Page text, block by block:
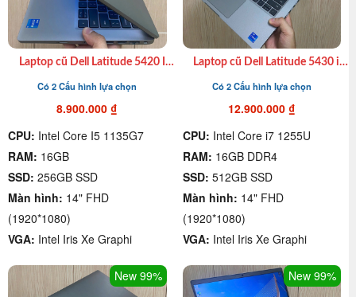
Laptop cũ Dell Latitude 5420 I7
FHD giá rẻ chất lượng quận 4
Có 2 Cấu hình lựa chọn
8.900.000₫
CPU: Intel Core I5 1135G7
RAM: 16GB
SSD: 256GB SSD
Màn hình: 14" FHD
(1920*1080)
VGA: Intel Iris Xe Graphi
Laptop cũ Dell Latitude 5430 i7
FHD giá rẻ chất lượng quận 4
Có 2 Cấu hình lựa chọn
12.900.000 ₫
CPU: Intel Core i7 1255U
RAM: 16GB DDR4
SSD: 512GB SSD
Màn hình: 14" FHD
(1920*1080)
VGA: Intel Iris Xe Graphi
New 99% New 99%